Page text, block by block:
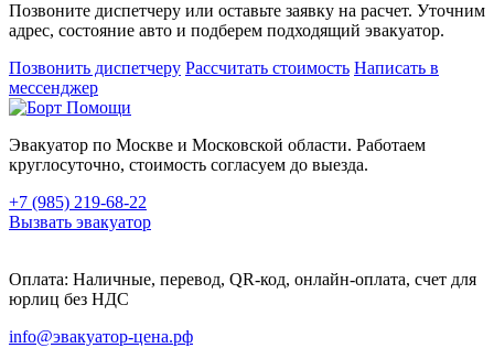
Позвоните диспетчеру или оставьте заявку на расчет. Уточним
адрес, состояние авто и подберем подходящий эвакуатор.
Позвонить диспетчеру Рассчитать стоимость Написать в
мессенджер
Эвакуатор по Москве и Московской области. Работаем
круглосуточно, стоимость согласуем до выезда.
+7 (985) 219-68-22
Вызвать эвакуатор
Оплата: Наличные, перевод, QR-код, онлайн-оплата, счет для
юрлиц без НДС
info@эвакуатор-цена.рф